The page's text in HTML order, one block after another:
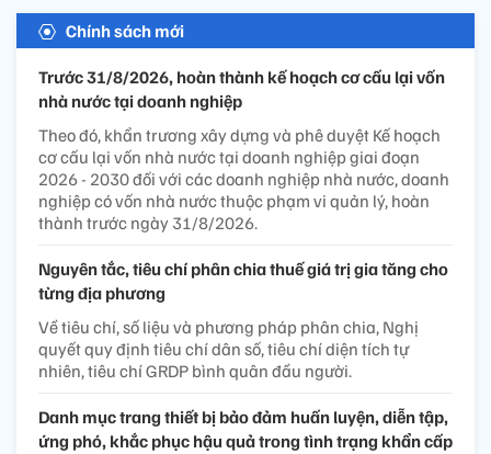
Chính sách mới
Trước 31/8/2026, hoàn thành kế hoạch cơ cấu lại vốn
nhà nước tại doanh nghiệp
Theo đó, khẩn trương xây dựng và phê duyệt Kế hoạch
cơ cấu lại vốn nhà nước tại doanh nghiệp giai đoạn
2026 - 2030 đối với các doanh nghiệp nhà nước, doanh
nghiệp có vốn nhà nước thuộc phạm vi quản lý, hoàn
thành trước ngày 31/8/2026.
Nguyên tắc, tiêu chí phân chia thuế giá trị gia tăng cho
từng địa phương
Về tiêu chí, số liệu và phương pháp phân chia, Nghị
quyết quy định tiêu chí dân số, tiêu chí diện tích tự
nhiên, tiêu chí GRDP bình quân đầu người.
Danh mục trang thiết bị bảo đảm huấn luyện, diễn tập,
ứng phó, khắc phục hậu quả trong tình trạng khẩn cấp